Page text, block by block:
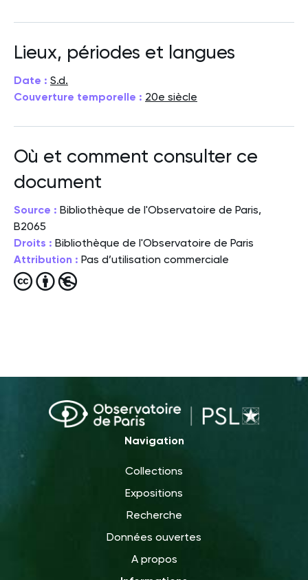
Lieux, périodes et langues
Date : S.d.
Couverture temporelle : 20e siècle
Où et comment consulter ce
document
Source : Bibliothèque de l'Observatoire de Paris,
B2065
Droits : Bibliothèque de l'Observatoire de Paris
Attribution : Pas d’utilisation commerciale
Navigation
Collections
Expositions
Recherche
Données ouvertes
A propos